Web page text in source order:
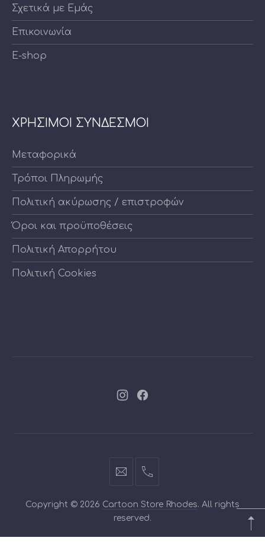
Σχετικά με Εμάς
Επικοινωνία
E-shop
ΧΡΗΣΙΜΟΙ ΣΥΝΔΕΣΜΟΙ
Μεταφορικά
Τρόποι Πληρωμής
Πολιτική ακύρωσης / επιστροφών
Όροι και προϋποθέσεις
Πολιτική Απορρήτου
Πολιτική Cookies
Νέο Νέο
info@cartoontoys.gr
+30
70210
Copyright © 2026 Cartoon Store Rhodes. All rights
reserved.